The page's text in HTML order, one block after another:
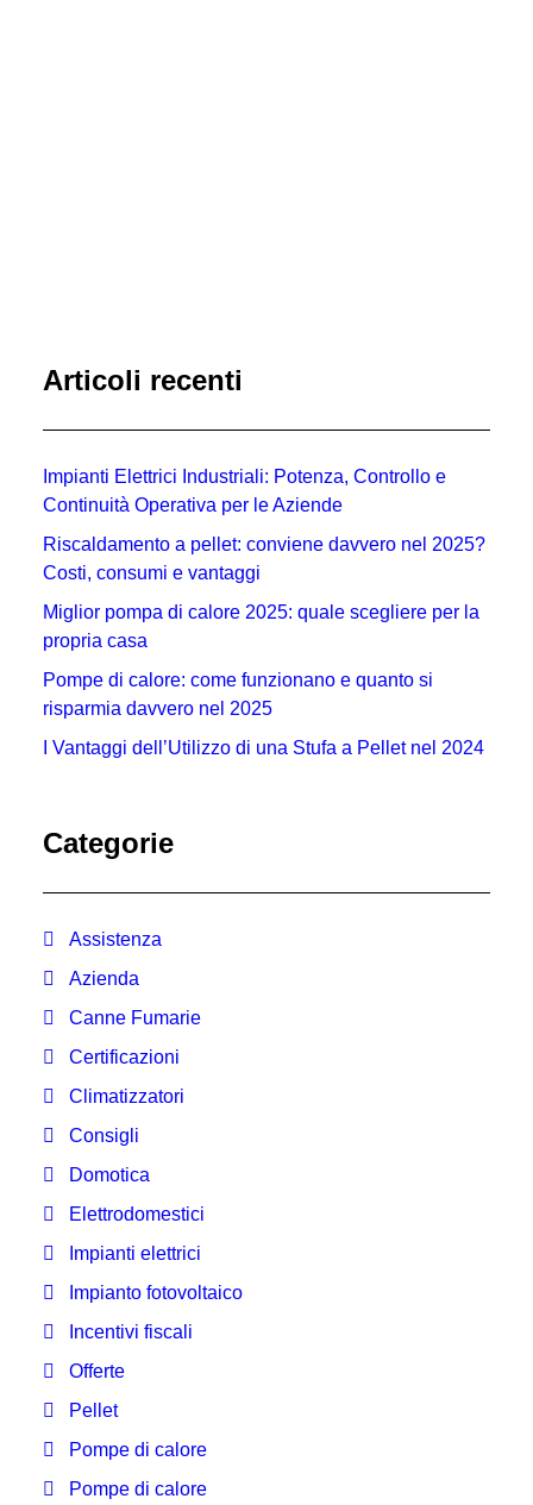
Articoli recenti
Impianti Elettrici Industriali: Potenza, Controllo e
Continuità Operativa per le Aziende
Riscaldamento a pellet: conviene davvero nel 2025?
Costi, consumi e vantaggi
Miglior pompa di calore 2025: quale scegliere per la
propria casa
Pompe di calore: come funzionano e quanto si
risparmia davvero nel 2025
I Vantaggi dell’Utilizzo di una Stufa a Pellet nel 2024
Categorie
Assistenza
Azienda
Canne Fumarie
Certificazioni
Climatizzatori
Consigli
Domotica
Elettrodomestici
Impianti elettrici
Impianto fotovoltaico
Incentivi fiscali
Offerte
Pellet
Pompe di calore
Pompe di calore